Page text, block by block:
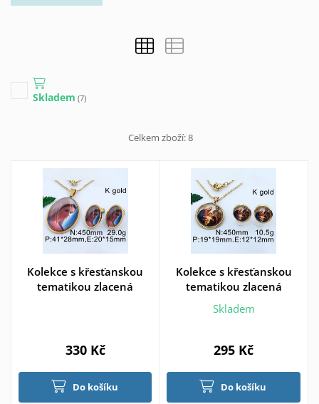
Skladem (7)
Celkem zboží:8
Kolekce s křesťanskou
tematikou zlacená
330 Kč
Do košíku
Kolekce s křesťanskou
tematikou zlacená
Skladem
295 Kč
Do košíku